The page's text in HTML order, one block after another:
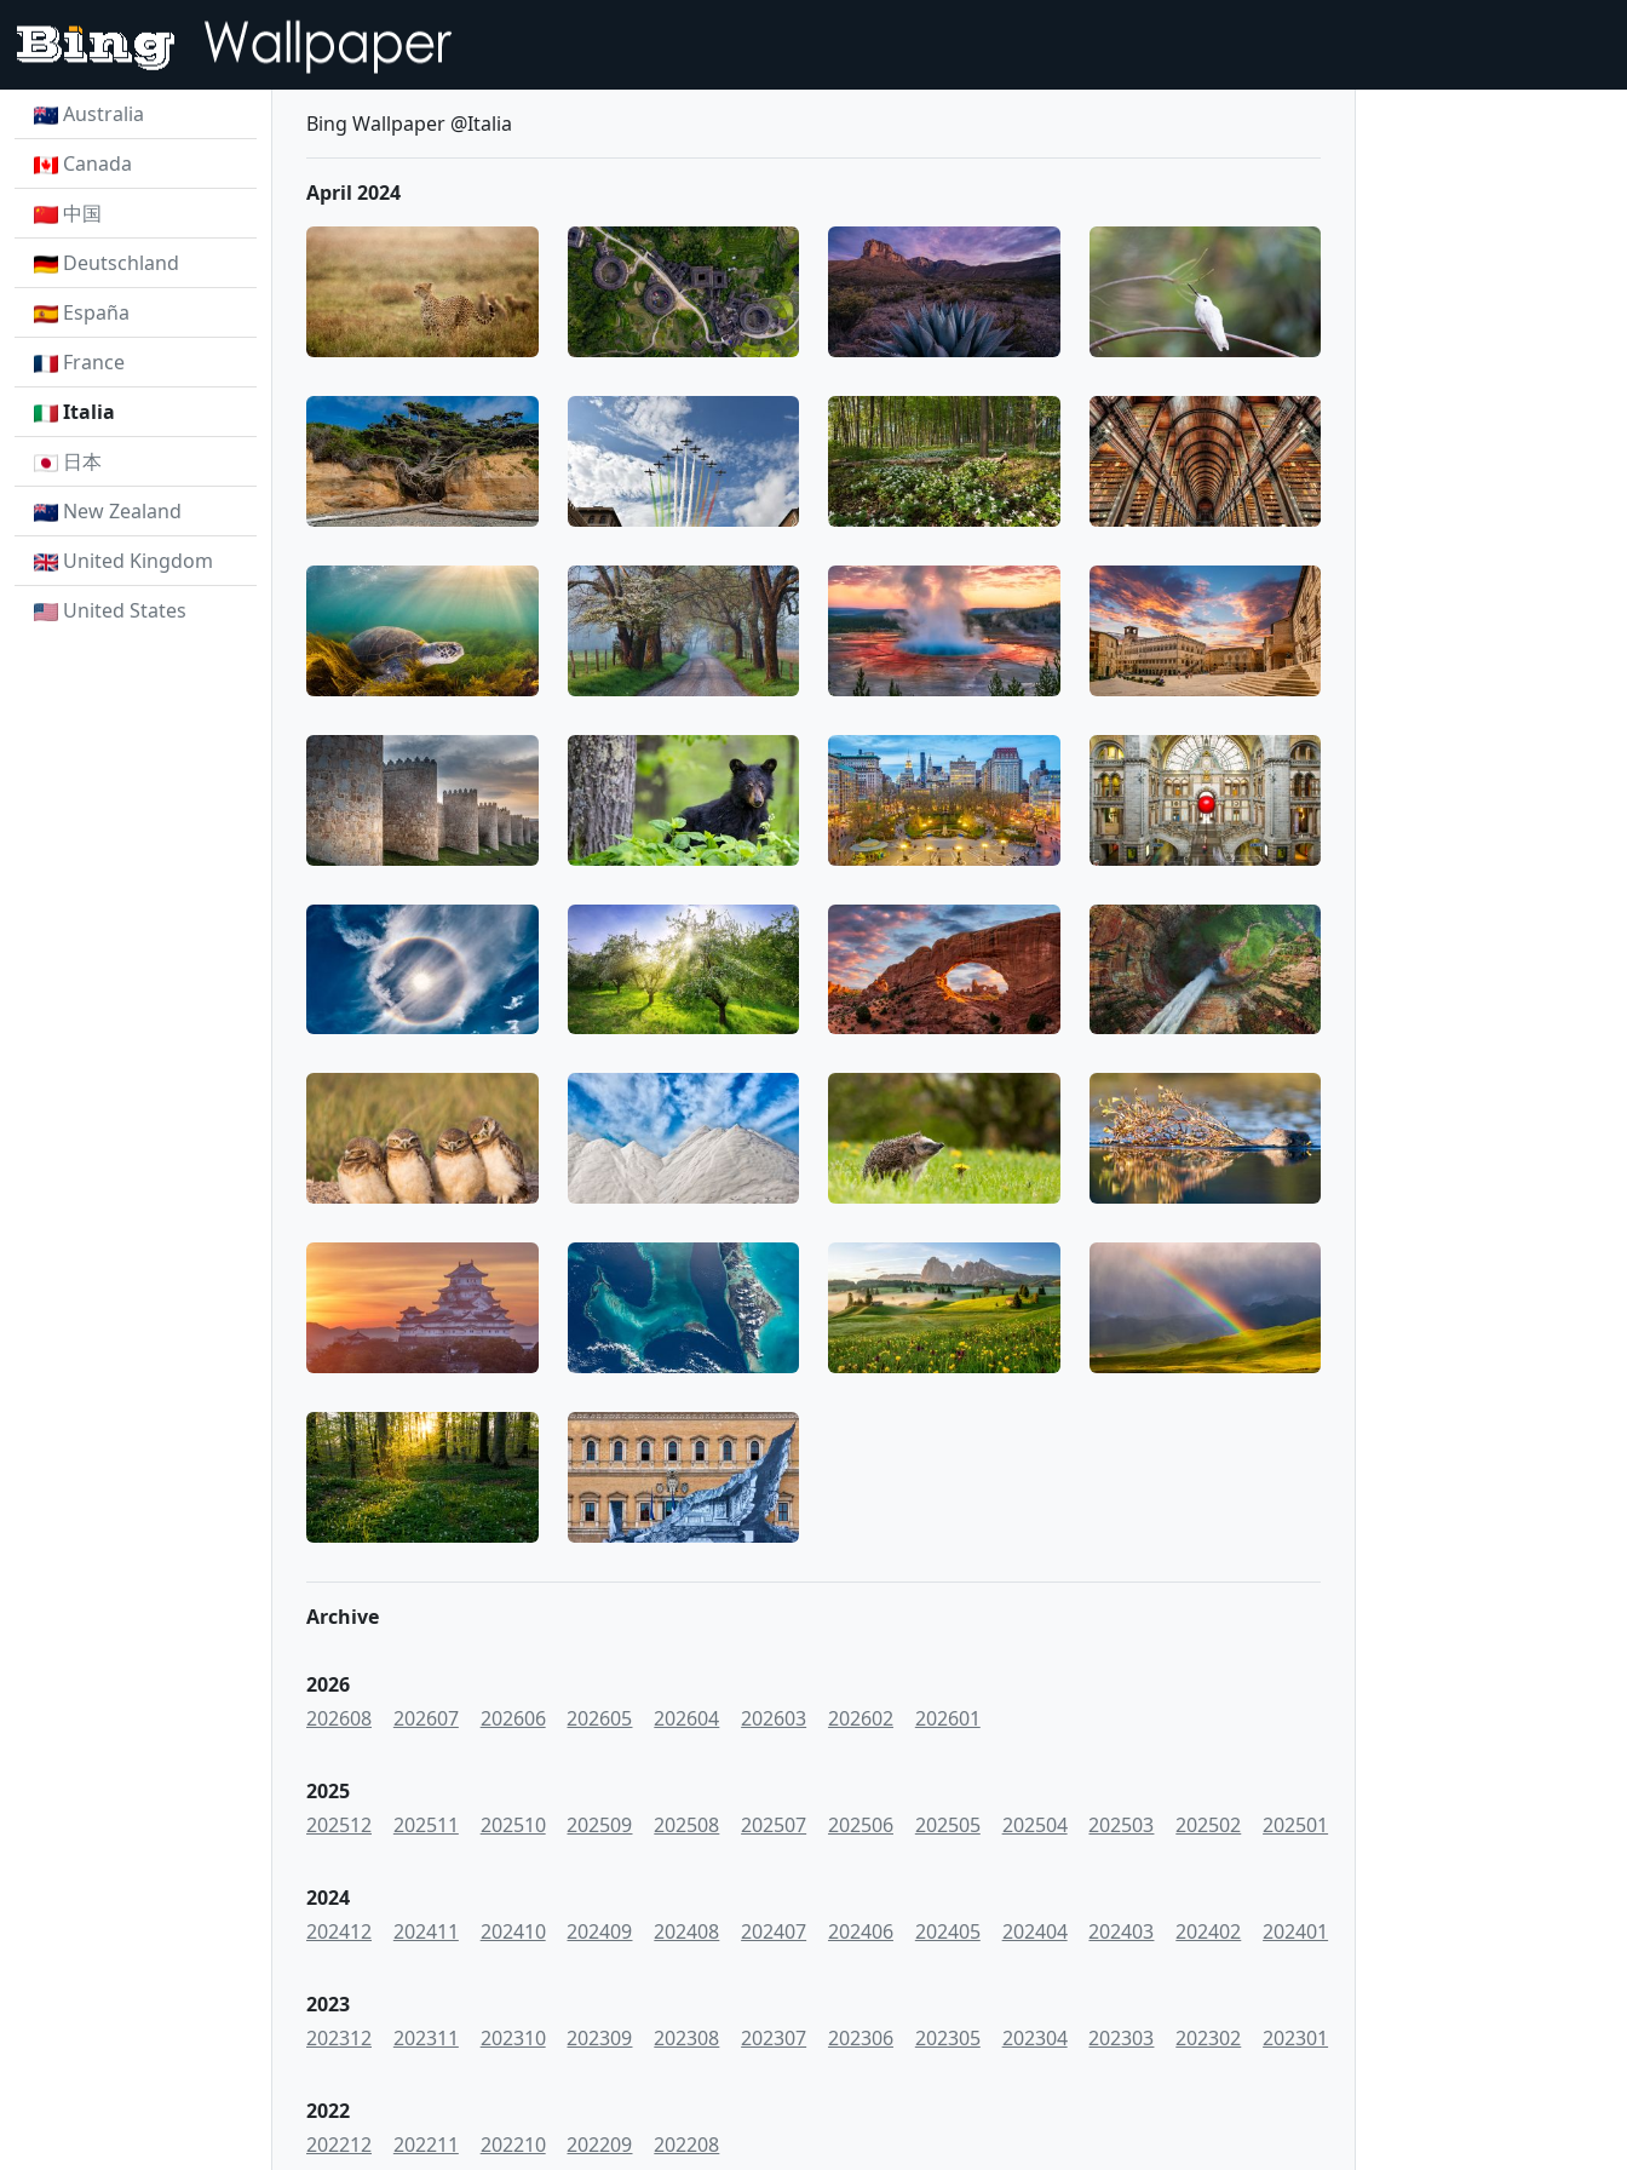
Australia
Canada
中国
Deutschland
España
France
Italia
日本
New Zealand
United Kingdom
United States
Bing Wallpaper @Italia
April 2024
Archive
2026
202608
202607 202606 202605 202604 202603 202602 202601
2025
202512
202511 202510 202509 202508 202507 202506 202505 202504 202503 202502 202501
2024
202412
202411 202410 202409 202408 202407 202406 202405 202404 202403 202402 202401
2023
202312
202311 202310 202309 202308 202307 202306 202305 202304 202303 202302 202301
2022
202212
202211 202210 202209 202208